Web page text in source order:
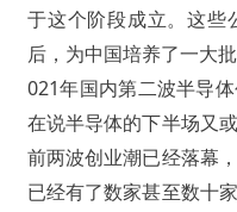
于这个阶段成立。这些
后，为中国培养了一大
021年国内第二波半导
在说半导体的下半场又
前两波创业潮已经落幕
已经有了数家甚至数十